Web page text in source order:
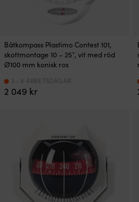
Båtkompass Plastimo Contest 101,
skottmontage 10 – 25°, vit med röd
Ø100 mm konisk ros
2 049 kr
3 - 6 ARBETSDAGAR